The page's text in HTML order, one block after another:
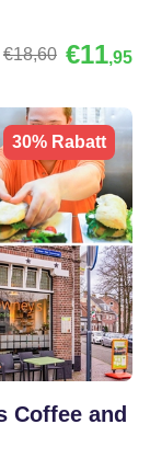
€18,60 €11,95
30% Rabatt
Coffee and